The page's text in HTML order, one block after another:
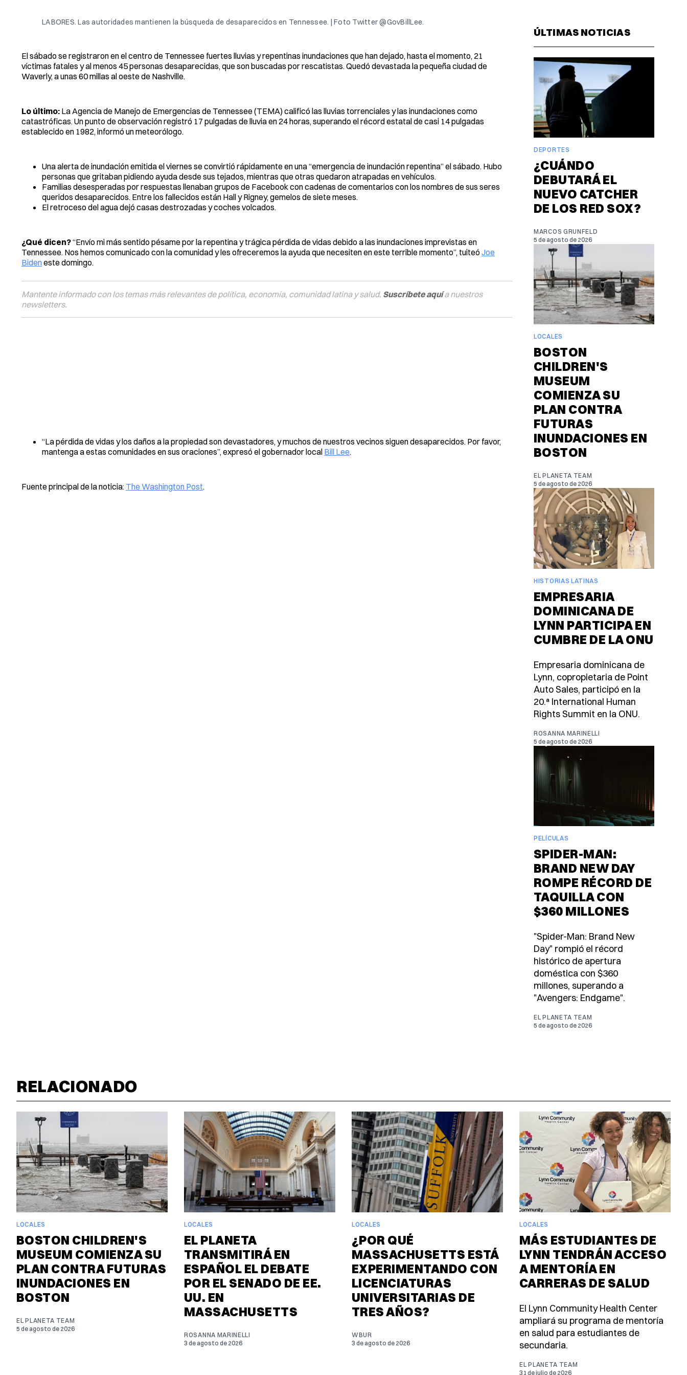
LABORES. Las autoridades mantienen la búsqueda de desaparecidos en Tennessee. | Foto Twitter @GovBillLee.
El sábado se registraron en el centro de Tennessee fuertes lluvias y repentinas inundaciones que han dejado, hasta el momento, 21
víctimas fatales y al menos 45 personas desaparecidas, que son buscadas por rescatistas. Quedó devastada la pequeña ciudad de
Waverly, a unas 60 millas al oeste de Nashville.
Lo último: La Agencia de Manejo de Emergencias de Tennessee (TEMA) calificó las lluvias torrenciales y las inundaciones como
catastróficas. Un punto de observación registró 17 pulgadas de lluvia en 24 horas, superando el récord estatal de casi 14 pulgadas
establecido en 1982, informó un meteorólogo.
Una alerta de inundación emitida el viernes se convirtió rápidamente en una “emergencia de inundación repentina” el sábado. Hubo
personas que gritaban pidiendo ayuda desde sus tejados, mientras que otras quedaron atrapadas en vehículos.
Familias desesperadas por respuestas llenaban grupos de Facebook con cadenas de comentarios con los nombres de sus seres
queridos desaparecidos. Entre los fallecidos están Hall y Rigney, gemelos de siete meses.
El retroceso del agua dejó casas destrozadas y coches volcados.
¿Qué dicen?“Envío mi más sentido pésame por la repentina y trágica pérdida de vidas debido a las inundaciones imprevistas en
Tennessee. Nos hemos comunicado con la comunidad y les ofreceremos la ayuda que necesiten en este terrible momento”, tuiteó Joe
Bideneste domingo.
Mantente informado con los temas más relevantes de política, economía, comunidad latina y salud. Suscríbete aquía nuestros
newsletters.
“La pérdida de vidas y los daños a la propiedad son devastadores, y muchos de nuestros vecinos siguen desaparecidos. Por favor,
mantenga a estas comunidades en sus oraciones”, expresó el gobernador local Bill Lee.
Fuente principal de la noticia: The Washington Post.
ÚLTIMAS NOTICIAS
DEPORTES
¿CUÁNDO
DEBUTARÁ EL
NUEVO CATCHER
DE LOS RED SOX?
MARCOS GRUNFELD
5 de agosto de 2026
LOCALES
BOSTON
CHILDREN'S
MUSEUM
COMIENZA SU
PLAN CONTRA
FUTURAS
INUNDACIONES EN
BOSTON
EL PLANETA TEAM
5 de agosto de 2026
HISTORIAS LATINAS
EMPRESARIA
DOMINICANA DE
LYNN PARTICIPA EN
CUMBRE DE LA ONU
Empresaria dominicana de
Lynn, copropietaria de Point
Auto Sales, participó en la
20.ª International Human
Rights Summit en la ONU.
ROSANNA MARINELLI
5 de agosto de 2026
PELÍCULAS
SPIDER-MAN:
BRAND NEW DAY
ROMPE RÉCORD DE
TAQUILLA CON
$360 MILLONES
"Spider-Man: Brand New
Day" rompió el récord
histórico de apertura
doméstica con $360
millones, superando a
"Avengers: Endgame".
EL PLANETA TEAM
5 de agosto de 2026
RELACIONADO
LOCALES
BOSTON CHILDREN'S
MUSEUM COMIENZA SU
PLAN CONTRA FUTURAS
INUNDACIONES EN
BOSTON
EL PLANETA TEAM
5 de agosto de 2026
LOCALES
EL PLANETA
TRANSMITIRÁ EN
ESPAÑOL EL DEBATE
POR EL SENADO DE EE.
UU. EN
MASSACHUSETTS
ROSANNA MARINELLI
3 de agosto de 2026
LOCALES
¿POR QUÉ
MASSACHUSETTS ESTÁ
EXPERIMENTANDO CON
LICENCIATURAS
UNIVERSITARIAS DE
TRES AÑOS?
WBUR
3 de agosto de 2026
LOCALES
MÁS ESTUDIANTES DE
LYNN TENDRÁN ACCESO
A MENTORÍA EN
CARRERAS DE SALUD
El Lynn Community Health Center
ampliará su programa de mentoría
en salud para estudiantes de
secundaria.
EL PLANETA TEAM
31 de julio de 2026